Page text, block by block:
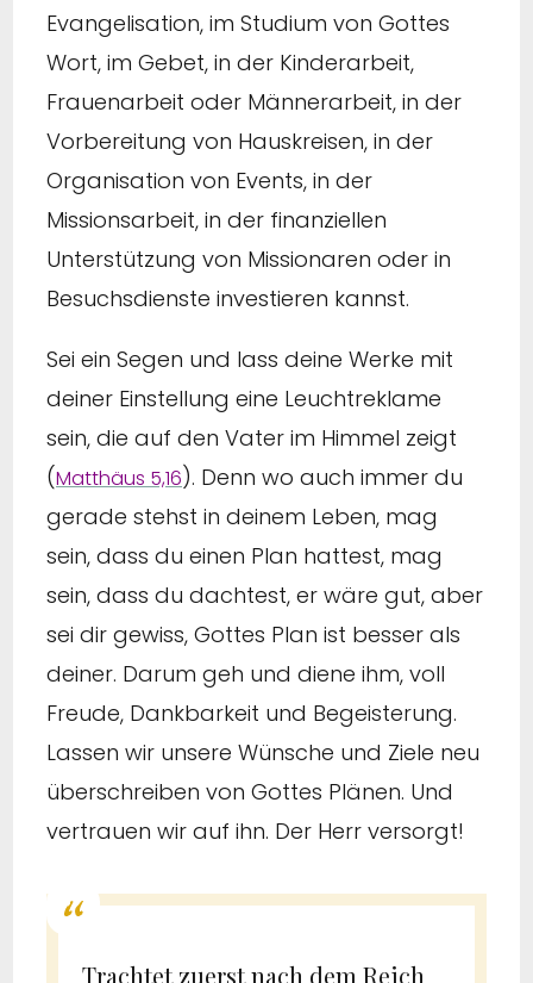
Evangelisation, im Studium von Gottes
Wort, im Gebet, in der Kinderarbeit,
Frauenarbeit oder Männerarbeit, in der
Vorbereitung von Hauskreisen, in der
Organisation von Events, in der
Missionsarbeit, in der finanziellen
Unterstützung von Missionaren oder in
Besuchsdienste investieren kannst.
Sei ein Segen und lass deine Werke mit
deiner Einstellung eine Leuchtreklame
sein, die auf den Vater im Himmel zeigt
(Matthäus 5,16). Denn wo auch immer du
gerade stehst in deinem Leben, mag
sein, dass du einen Plan hattest, mag
sein, dass du dachtest, er wäre gut, aber
sei dir gewiss, Gottes Plan ist besser als
deiner. Darum geh und diene ihm, voll
Freude, Dankbarkeit und Begeisterung.
Lassen wir unsere Wünsche und Ziele neu
überschreiben von Gottes Plänen. Und
vertrauen wir auf ihn. Der Herr versorgt!
Trachtet zuerst nach dem Reich